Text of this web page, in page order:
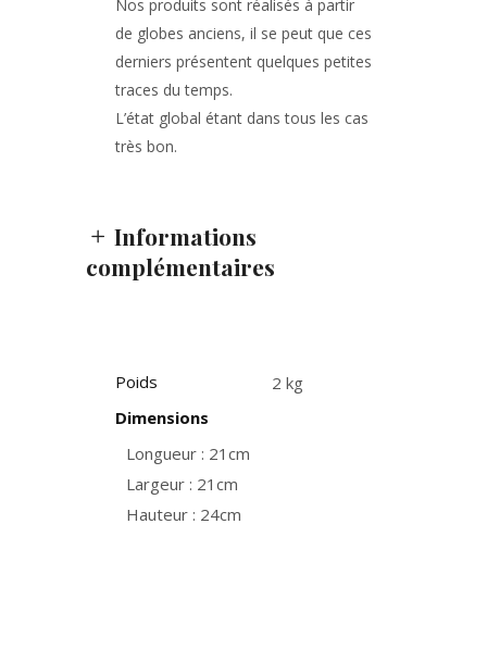
Nos produits sont réalisés à partir
de globes anciens, il se peut que ces
derniers présentent quelques petites
traces du temps.
L’état global étant dans tous les cas
très bon.
Informations
complémentaires
Poids
2 kg
Dimensions
Longueur : 21cm
Largeur : 21cm
Hauteur : 24cm